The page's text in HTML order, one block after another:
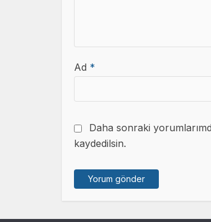
Ad *
Daha sonraki
kaydedilsin.